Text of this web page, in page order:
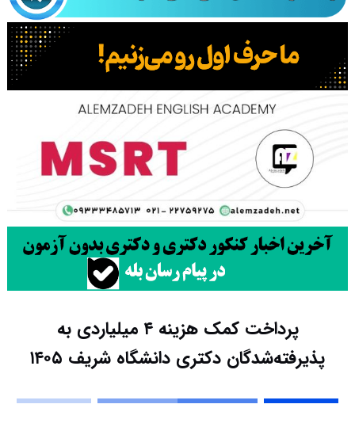
پرداخت کمک هزینه ۴ میلیاردی به
پذیرفته‌شدگان دکتری دانشگاه شریف ۱۴۰۵